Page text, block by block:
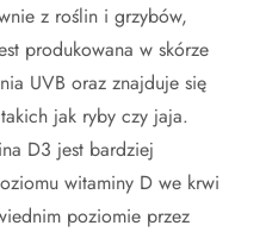
z roślin i grzybów,
produkowana w skórze
UVB oraz znajduje się
jak ryby czy jaja.
D3 jest bardziej
witaminy D we krwi
poziomie przez